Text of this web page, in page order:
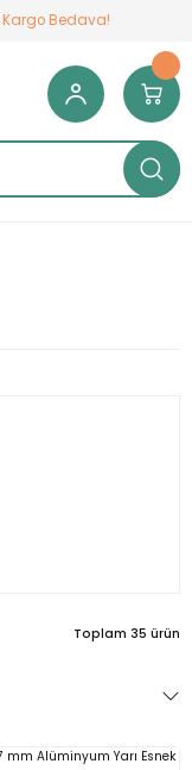
Kargo Bedava!
Toplam 35 ürün